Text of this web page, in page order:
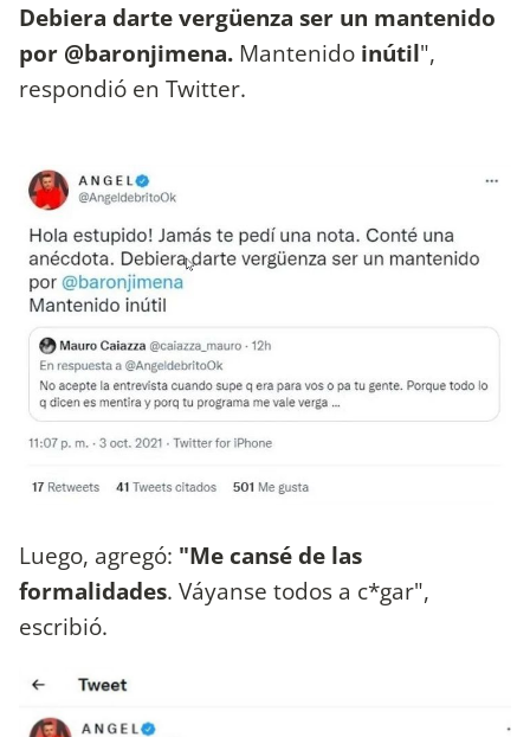
Debiera darte vergüenza ser un mantenido
por @baronjimena. Mantenido inútil",
respondió en Twitter.
Luego, agregó: "Me cansé de las
formalidades. Váyanse todos a c*gar",
escribió.